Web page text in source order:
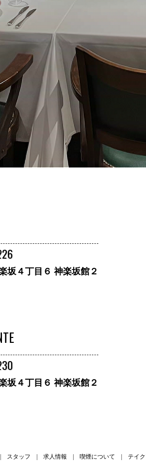
坂４丁目６ 神楽坂館２
坂４丁目６ 神楽坂館２
スタッフ 求人情報 喫煙について テイ